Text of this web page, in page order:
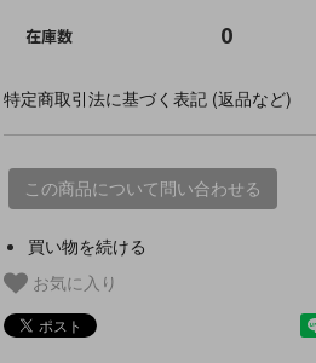
在庫数 0
特定商取引法に基づく表記 (返品など)
この商品について問い合わせる
買い物を続ける
お気に入り